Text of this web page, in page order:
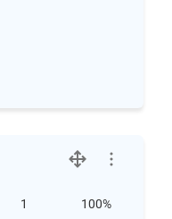
1 100%